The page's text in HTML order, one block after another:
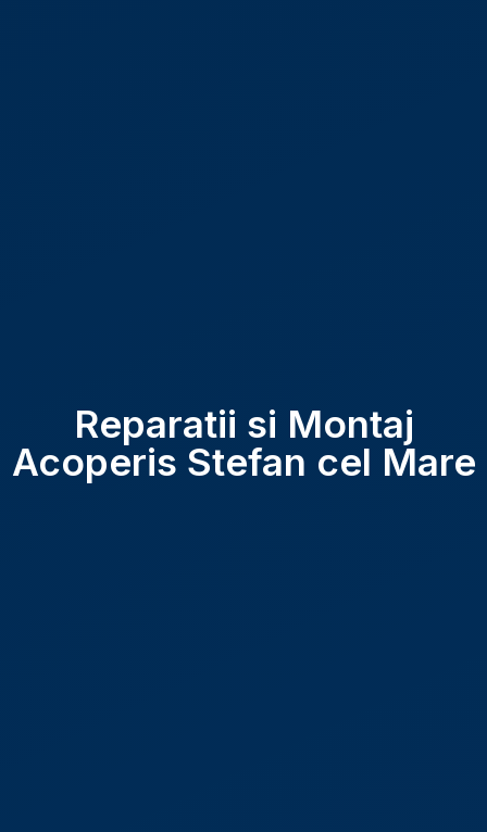
Reparatii si Montaj
Acoperis Stefan cel Mare